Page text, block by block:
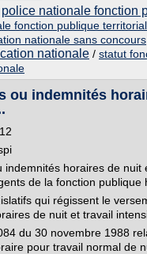
police nationale fonction
fonction publique
nationale sans concours
nationale / statut
ou indemnités
indemnités horaires de nuit
de la fonction publique
qui régissent le
de nuit et travail
du 30 novembre 1988
pour travail normal de